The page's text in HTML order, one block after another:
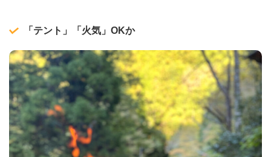
「テント」「火気」OKか